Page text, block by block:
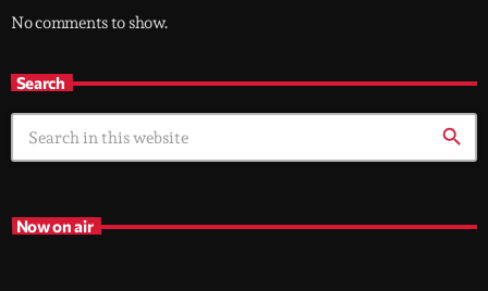
No comments to show.
Search
search
Now on air